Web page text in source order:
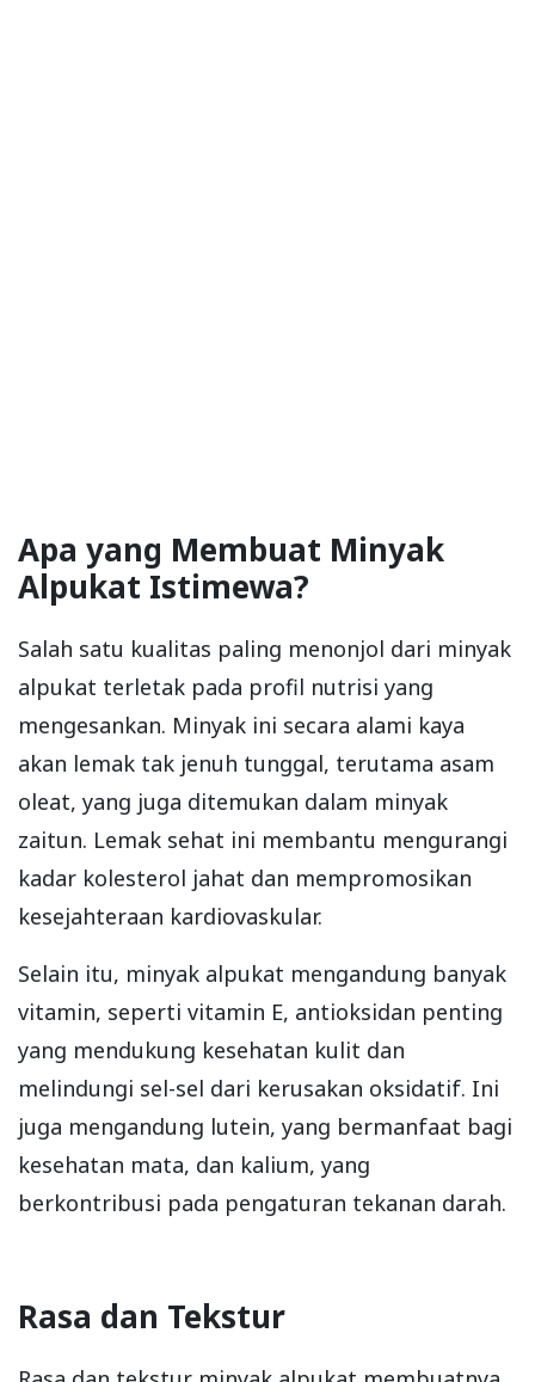
Apa yang Membuat Minyak
Alpukat Istimewa?
Salah satu kualitas paling menonjol dari minyak
alpukat terletak pada profil nutrisi yang
mengesankan. Minyak ini secara alami kaya
akan lemak tak jenuh tunggal, terutama asam
oleat, yang juga ditemukan dalam minyak
zaitun. Lemak sehat ini membantu mengurangi
kadar kolesterol jahat dan mempromosikan
kesejahteraan kardiovaskular.
Selain itu, minyak alpukat mengandung banyak
vitamin, seperti vitamin E, antioksidan penting
yang mendukung kesehatan kulit dan
melindungi sel-sel dari kerusakan oksidatif. Ini
juga mengandung lutein, yang bermanfaat bagi
kesehatan mata, dan kalium, yang
berkontribusi pada pengaturan tekanan darah.
Rasa dan Tekstur